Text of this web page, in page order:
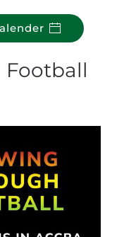
Football